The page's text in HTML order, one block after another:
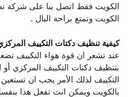
الكويت فقط اتصل بنا على شركة
الكويت وتمتع براحة البال .
كيفية تنظيف دكتات التكييف
عند تشعر ان قوة هواء التكييف
بتنظيف دكتات التكييف المركزي
التكييف لذلك الأمر يجب ان
بالكويت ويمكن انت تفعل هذا